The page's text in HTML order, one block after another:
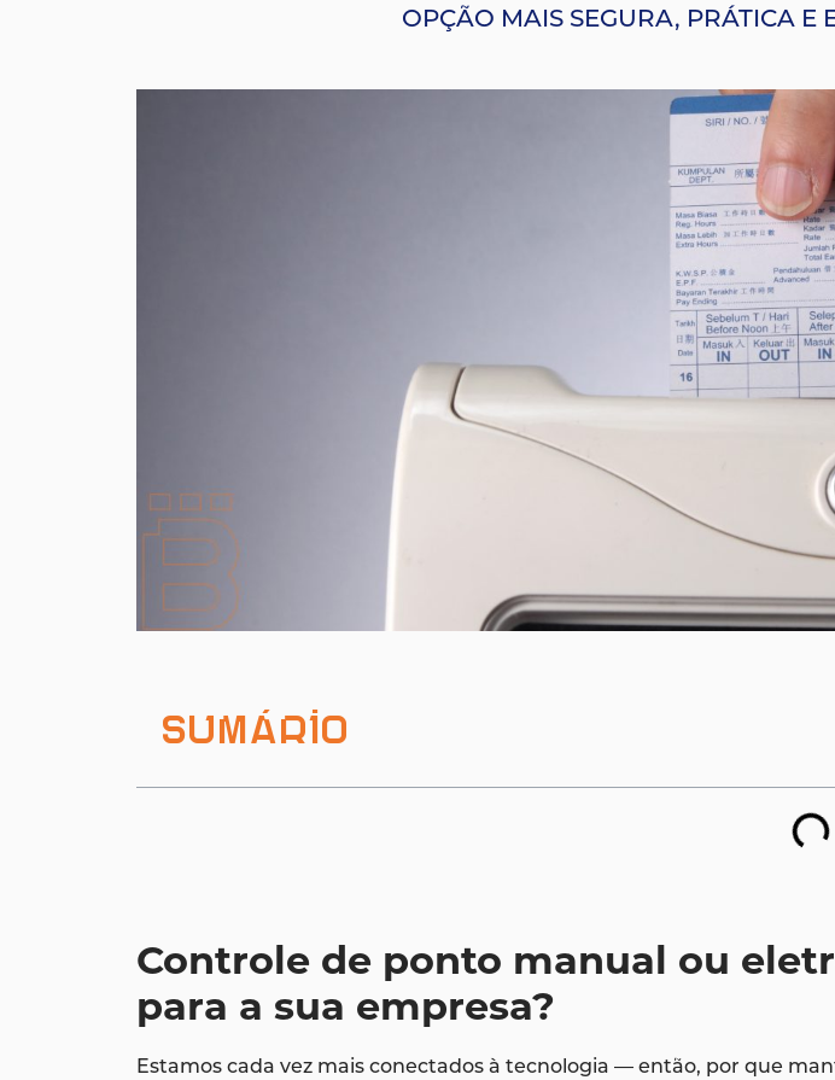
OPÇÃO MAIS SEGURA, PRÁTICA E
Sumário
Controle de ponto manual ou
para a sua empresa?
Estamos cada vez mais conectados à tecnologia — então, por que